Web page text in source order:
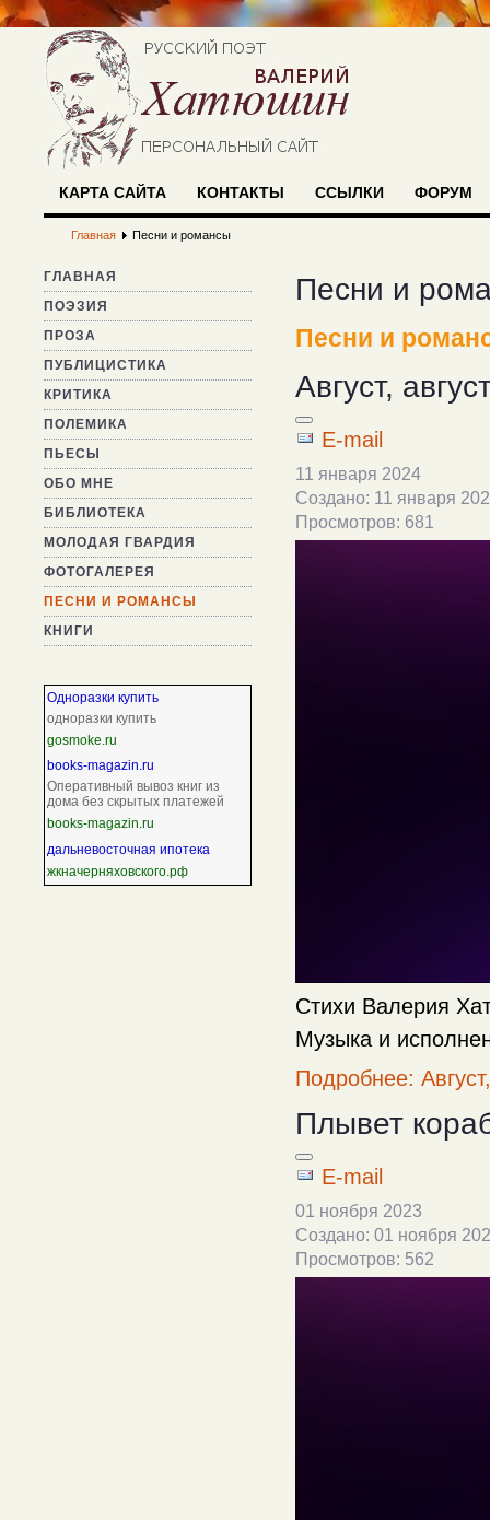
КАРТА САЙТА КОНТАКТЫ ССЫЛКИ ФОРУМ
Главная Песни и романсы
ГЛАВНАЯ
ПОЭЗИЯ
ПРОЗА
ПУБЛИЦИСТИКА
КРИТИКА
ПОЛЕМИКА
ПЬЕСЫ
ОБО МНЕ
БИБЛИОТЕКА
МОЛОДАЯ ГВАРДИЯ
ФОТОГАЛЕРЕЯ
ПЕСНИ И РОМАНСЫ
КНИГИ
Одноразки купить
одноразки купить
gosmoke.ru
books-magazin.ru
Оперативный вывоз книг из
дома без скрытых платежей
books-magazin.ru
дальневосточная ипотека
жкначерняховского.рф
Песни и
Песни и
Август,
E-mail
11 января 2024
Создано: 11 января
Просмотров: 681
Стихи Валерия
Музыка и
Подробнее:
Плывет
E-mail
01 ноября 2023
Создано: 01 ноября
Просмотров: 562